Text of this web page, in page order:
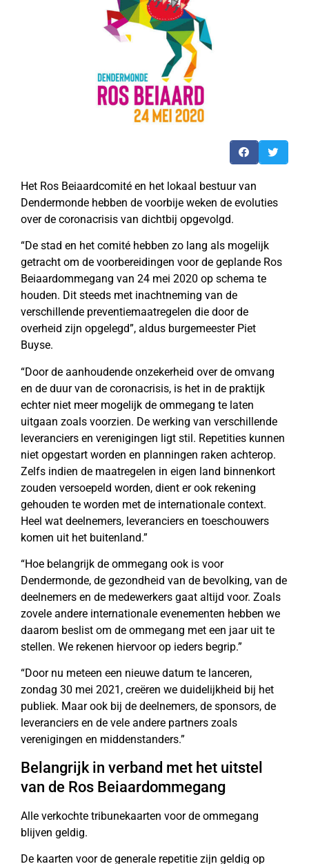
Het Ros Beiaardcomité en het lokaal bestuur van
Dendermonde hebben de voorbije weken de evoluties
over de coronacrisis van dichtbij opgevolgd.
“De stad en het comité hebben zo lang als mogelijk
getracht om de voorbereidingen voor de geplande Ros
Beiaardommegang van 24 mei 2020 op schema te
houden. Dit steeds met inachtneming van de
verschillende preventiemaatregelen die door de
overheid zijn opgelegd”, aldus burgemeester Piet
Buyse.
“Door de aanhoudende onzekerheid over de omvang
en de duur van de coronacrisis, is het in de praktijk
echter niet meer mogelijk de ommegang te laten
uitgaan zoals voorzien. De werking van verschillende
leveranciers en verenigingen ligt stil. Repetities kunnen
niet opgestart worden en planningen raken achterop.
Zelfs indien de maatregelen in eigen land binnenkort
zouden versoepeld worden, dient er ook rekening
gehouden te worden met de internationale context.
Heel wat deelnemers, leveranciers en toeschouwers
komen uit het buitenland.”
“Hoe belangrijk de ommegang ook is voor
Dendermonde, de gezondheid van de bevolking, van de
deelnemers en de medewerkers gaat altijd voor. Zoals
zovele andere internationale evenementen hebben we
daarom beslist om de ommegang met een jaar uit te
stellen. We rekenen hiervoor op ieders begrip.”
“Door nu meteen een nieuwe datum te lanceren,
zondag 30 mei 2021, creëren we duidelijkheid bij het
publiek. Maar ook bij de deelnemers, de sponsors, de
leveranciers en de vele andere partners zoals
verenigingen en middenstanders.”
Belangrijk in verband met het uitstel
van de Ros Beiaardommegang
Alle verkochte tribunekaarten voor de ommegang
blijven geldig.
De kaarten voor de generale repetitie zijn geldig op